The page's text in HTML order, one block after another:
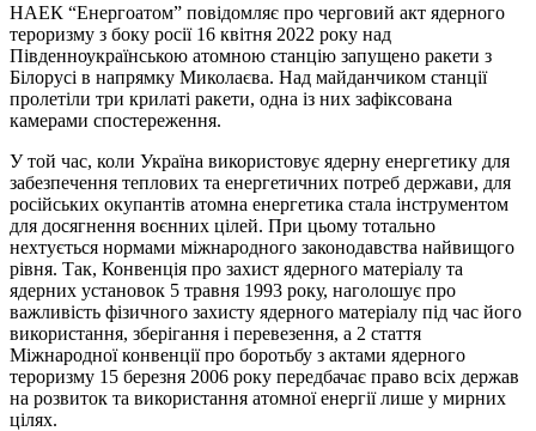
НАЕК “Енергоатом” повідомляє про черговий акт ядерного
тероризму з боку pосії 16 квітня 2022 року над
Південноукраїнською атомною станцію запущено ракети з
Білорусі в напрямку Миколаєва. Над майданчиком станції
пролетіли три крилаті ракети, одна із них зафіксована
камерами спостереження.
У той час, коли Україна використовує ядерну енергетику для
забезпечення теплових та енергетичних потреб держави, для
російських окупантів атомна енергетика стала інструментом
для досягнення воєнних цілей. При цьому тотально
нехтується нормами міжнародного законодавства найвищого
рівня. Так, Конвенція про захист ядерного матеріалу та
ядерних установок 5 травня 1993 року, наголошує про
важливість фізичного захисту ядерного матеріалу під час його
використання, зберігання і перевезення, а 2 стаття
Міжнародної конвенції про боротьбу з актами ядерного
тероризму 15 березня 2006 року передбачає право всіх держав
на розвиток та використання атомної енергії лише у мирних
цілях.